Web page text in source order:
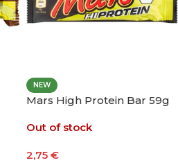
NEW
Mars High Protein Bar 59g
Out of stock
2,75 €